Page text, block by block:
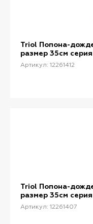
Triol Попона-
размер 35см серия
Артикул: 12261412
Triol Попона-
размер 35см серия
Артикул: 12261407